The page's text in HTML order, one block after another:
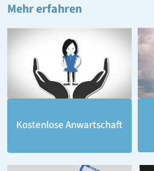
Mehr erfahren
Kostenlose Anwartschaft